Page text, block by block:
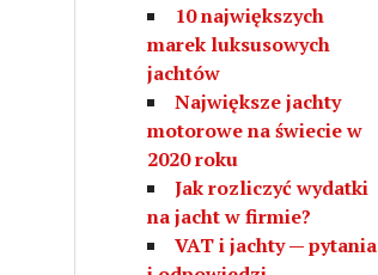
10 największych
marek luksusowych
jachtów
Największe jachty
motorowe na świecie w
2020 roku
Jak rozliczyć wydatki
na jacht w firmie?
VAT i jachty — pytania